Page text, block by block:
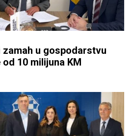
u gospodarstvu
10 milijuna KM